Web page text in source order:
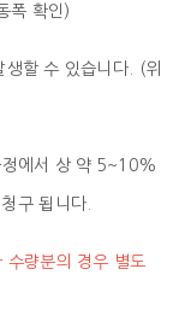
폭 확인)
할 수 있습니다. (위
에서 상 약 5~10%
구 됩니다.
수량분의 경우 별도